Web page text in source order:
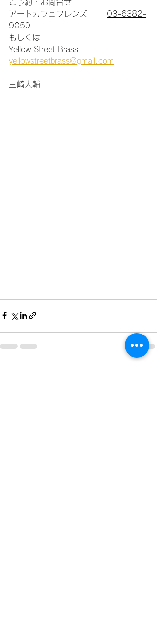
ご予約・お問合せ
アートカフェフレンズ 03-6382-
9050
もしくは
Yellow Street Brass
yellowstreetbrass@gmail.com
三崎大輔